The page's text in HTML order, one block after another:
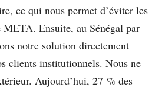
ce qui nous permet d’éviter les
Ensuite, au Sénégal par
notre solution directement
clients institutionnels. Nous ne
Aujourd’hui, 27 % des